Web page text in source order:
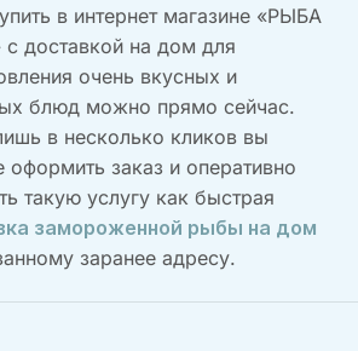
в интернет магазине «РЫБА
доставкой на дом для
очень вкусных и
блюд можно прямо сейчас.
в несколько кликов вы
оформить заказ и оперативно
такую услугу как быстрая
замороженной рыбы на дом
заранее адресу.